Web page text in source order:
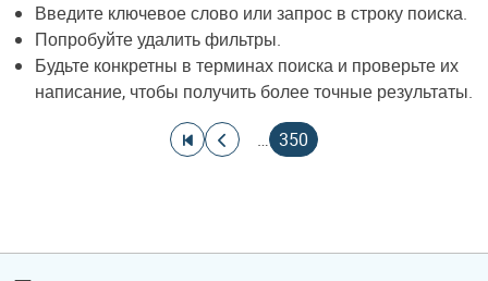
Введите ключевое слово или запрос в строку поиска.
Попробуйте удалить фильтры.
Будьте конкретны в терминах поиска и проверьте их
написание, чтобы получить более точные результаты.
Нумерация страниц
На первую страницу
На предыдущую страницу
…
Текущая страница
350